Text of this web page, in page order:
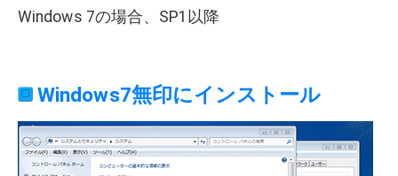
Windows 7の場合、SP1以降
Windows7無印にインストール